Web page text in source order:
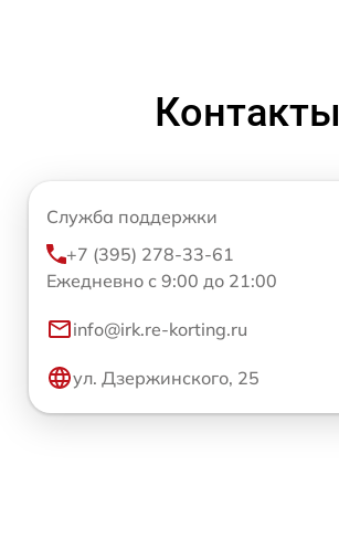
Контакты
Служба поддержки
+7 (395) 278-33-61
Ежедневно с 9:00 до 21:00
info@irk.re-korting.ru
ул. Дзержинского, 25